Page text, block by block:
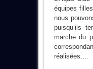
équipes
nous
puisqu’ils
marche du
réalisées….